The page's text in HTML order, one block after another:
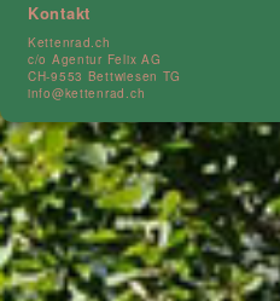
Kontakt
Kettenrad.ch
c/o Agentur Felix AG
CH-9553 Bettwiesen TG
info@kettenrad.ch